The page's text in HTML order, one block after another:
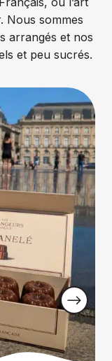
Nous sommes
arrangés et nos
et peu sucrés.